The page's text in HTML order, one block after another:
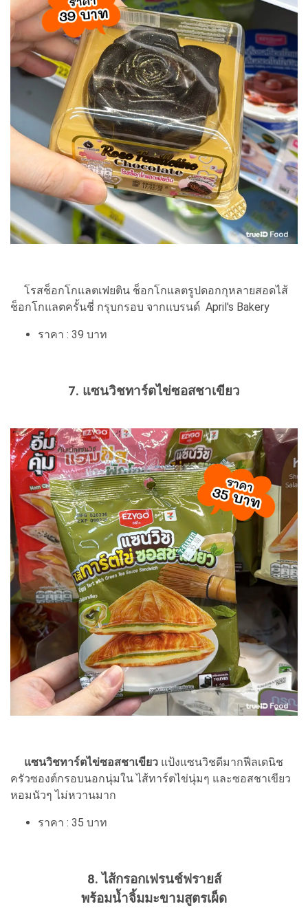
โรสช็อกโกแลตเฟยติน ช็อกโกแลตรูปดอกกุหลายสอดไส้
ช็อกโกแลตครั้นชี่ กรุบกรอบ จากแบรนด์ April's Bakery
ราคา : 39 บาท
7. แซนวิชทาร์ตไข่ซอสชาเขียว
แซนวิชทาร์ตไข่ซอสชาเขียว แป้งแซนวิชดีมากฟีลเดนิช
ครัวซองต์กรอบนอกนุ่มใน ไส้ทาร์ตไข่นุ่มๆ และซอสชาเขียว
หอมนัวๆ ไม่หวานมาก
ราคา : 35 บาท
8. ไส้กรอกเฟรนช์ฟรายส์
พร้อมน้ำจิ้มมะขามสูตรเผ็ด